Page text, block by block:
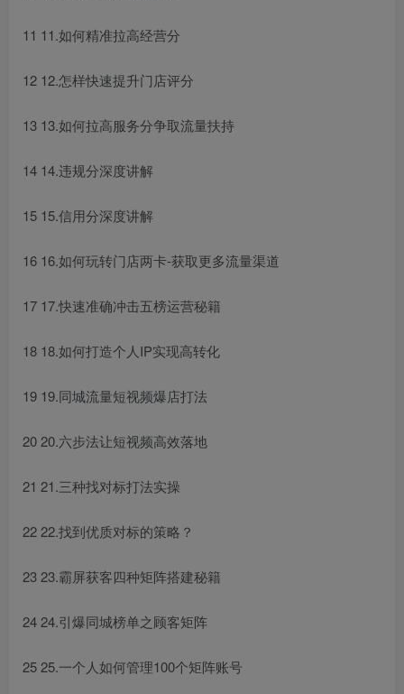
11 11.如何精准拉高经营分
12 12.怎样快速提升门店评分
13 13.如何拉高服务分争取流量扶持
14 14.违规分深度讲解
15 15.信用分深度讲解
16 16.如何玩转门店两卡-获取更多流量渠道
17 17.快速准确冲击五榜运营秘籍
18 18.如何打造个人IP实现高转化
19 19.同城流量短视频爆店打法
20 20.六步法让短视频高效落地
21 21.三种找对标打法实操
22 22.找到优质对标的策略？
23 23.霸屏获客四种矩阵搭建秘籍
24 24.引爆同城榜单之顾客矩阵
25 25.一个人如何管理100个矩阵账号